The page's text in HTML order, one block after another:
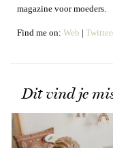
magazine voor moeders.
Find me on: Web |
Dit vind je